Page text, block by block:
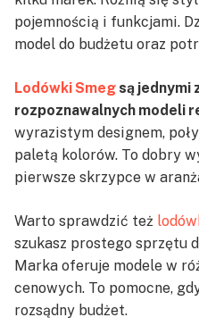
pojemnością i funkcjami.
model do budżetu oraz
Lodówki Smegsą jednymi
rozpoznawalnych modeli
wyrazistym designem,
paletą kolorów. To dobry
pierwsze skrzypce w
Warto sprawdzić też
szukasz prostego sprzętu
Marka oferuje modele w
cenowych. To pomocne,
rozsądny budżet.